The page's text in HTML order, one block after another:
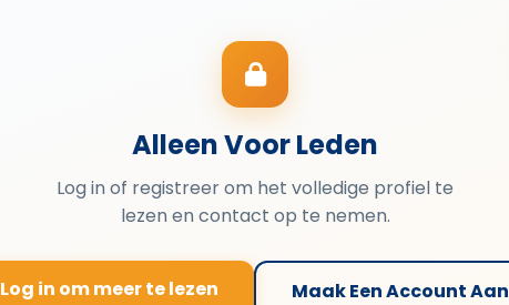
Alleen Voor Leden
Log in of registreer om het volledige profiel te
lezen en contact op te nemen.
Log in om meer te lezen Maak Een Account Aan